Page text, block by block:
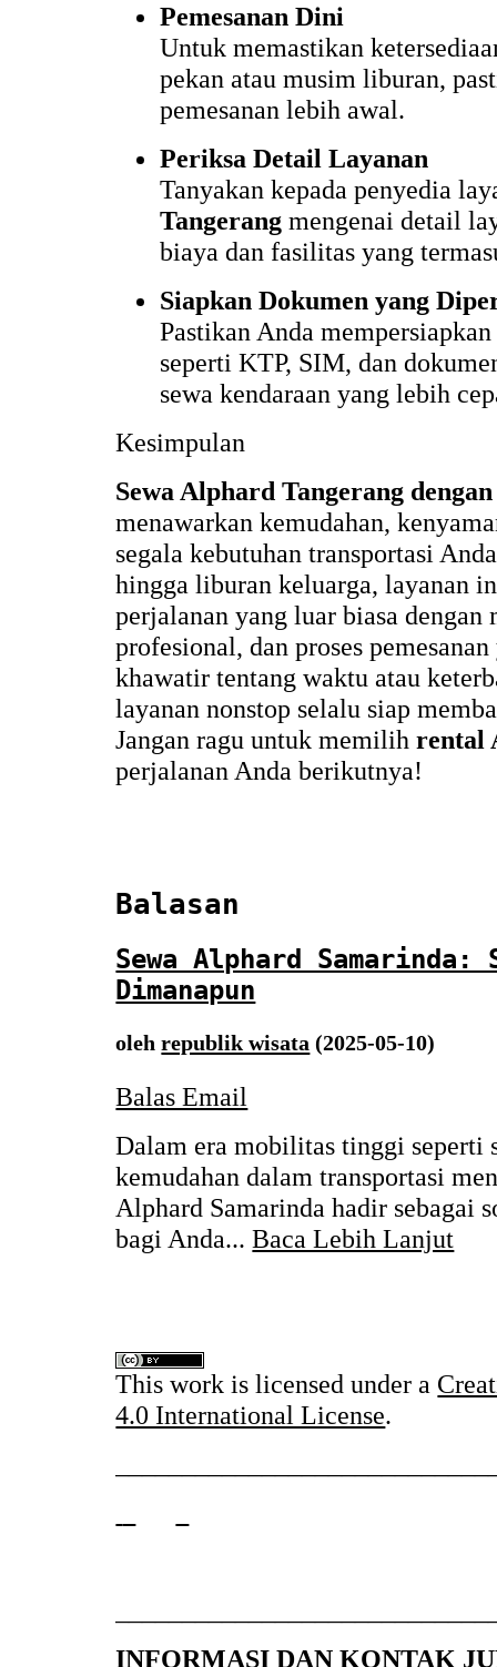
Pemesanan Dini
Untuk memastikan
pekan atau musim liburan,
pemesanan lebih awal.
Periksa Detail Layanan
Tanyakan kepada penyedia
Tangerang mengenai detail
biaya dan fasilitas yang
Siapkan Dokumen yang
Pastikan Anda
seperti KTP, SIM, dan
sewa kendaraan yang lebih
Kesimpulan
Sewa Alphard Tangerang
menawarkan kemudahan,
segala kebutuhan transportasi
hingga liburan keluarga, layanan
perjalanan yang luar biasa
profesional, dan proses
khawatir tentang waktu atau
layanan nonstop selalu siap
Jangan ragu untuk memilihrental
perjalanan Anda berikutnya!
Balasan
Sewa Alphard Samarinda:
Dimanapun
olehrepublik wisata (2025-05-10)
Balas Email
Dalam era mobilitas tinggi seperti
kemudahan dalam transportasi
Alphard Samarinda hadir sebagai
bagi Anda...Baca Lebih Lanjut
This work is licensed under a
4.0 International License.
INFORMASI DAN KONTAK